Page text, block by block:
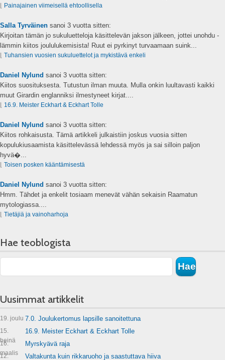
⌊ Painajainen viimeisellä ehtoollisella
Salla Tyrväinen sanoi 3 vuotta sitten:
Kirjoitan tämän jo sukuluetteloja käsittelevän jakson jälkeen, jottei unohdu -
lämmin kiitos joululukemisista! Ruut ei pyrkinyt turvaamaan suink...
⌊ Tuhansien vuosien sukuluettelot ja mykistävä enkeli
Daniel Nylund sanoi 3 vuotta sitten:
Kiitos suosituksesta. Tutustun ilman muuta. Mulla onkin luultavasti kaikki
muut Girardin englanniksi ilmestyneet kirjat....
⌊ 16.9. Meister Eckhart & Eckhart Tolle
Daniel Nylund sanoi 3 vuotta sitten:
Kiitos rohkaisusta. Tämä artikkeli julkaistiin joskus vuosia sitten
kopulukiusaamista käsittelevässä lehdessä myös ja sai silloin paljon
hyvä�...
⌊ Toisen posken kääntämisestä
Daniel Nylund sanoi 3 vuotta sitten:
Hmm. Tähdet ja enkelit tosiaam menevät vähän sekaisin Raamatun
mytologiassa....
⌊ Tietäjiä ja vainoharhoja
Hae teoblogista
Uusimmat artikkelit
19. joulu 7.0. Joulukertomus lapsille sanoitettuna
15.
heinä
16.9. Meister Eckhart & Eckhart Tolle
16.
maalis
Myrskyävä raja
12. Valtakunta kuin rikkaruoho ja saastuttava hiiva